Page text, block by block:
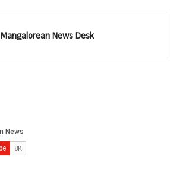
Mangalorean News Desk